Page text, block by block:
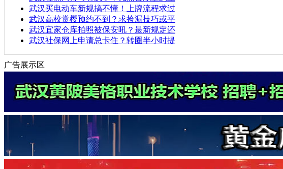
武汉买电动车新规搞不懂！上牌流程求过
武汉高校赏樱预约不到？求捡漏技巧或平
武汉宜家仓库拍照被保安吼？最新规定还
武汉社保网上申请总卡住？转圈半小时提
广告展示区